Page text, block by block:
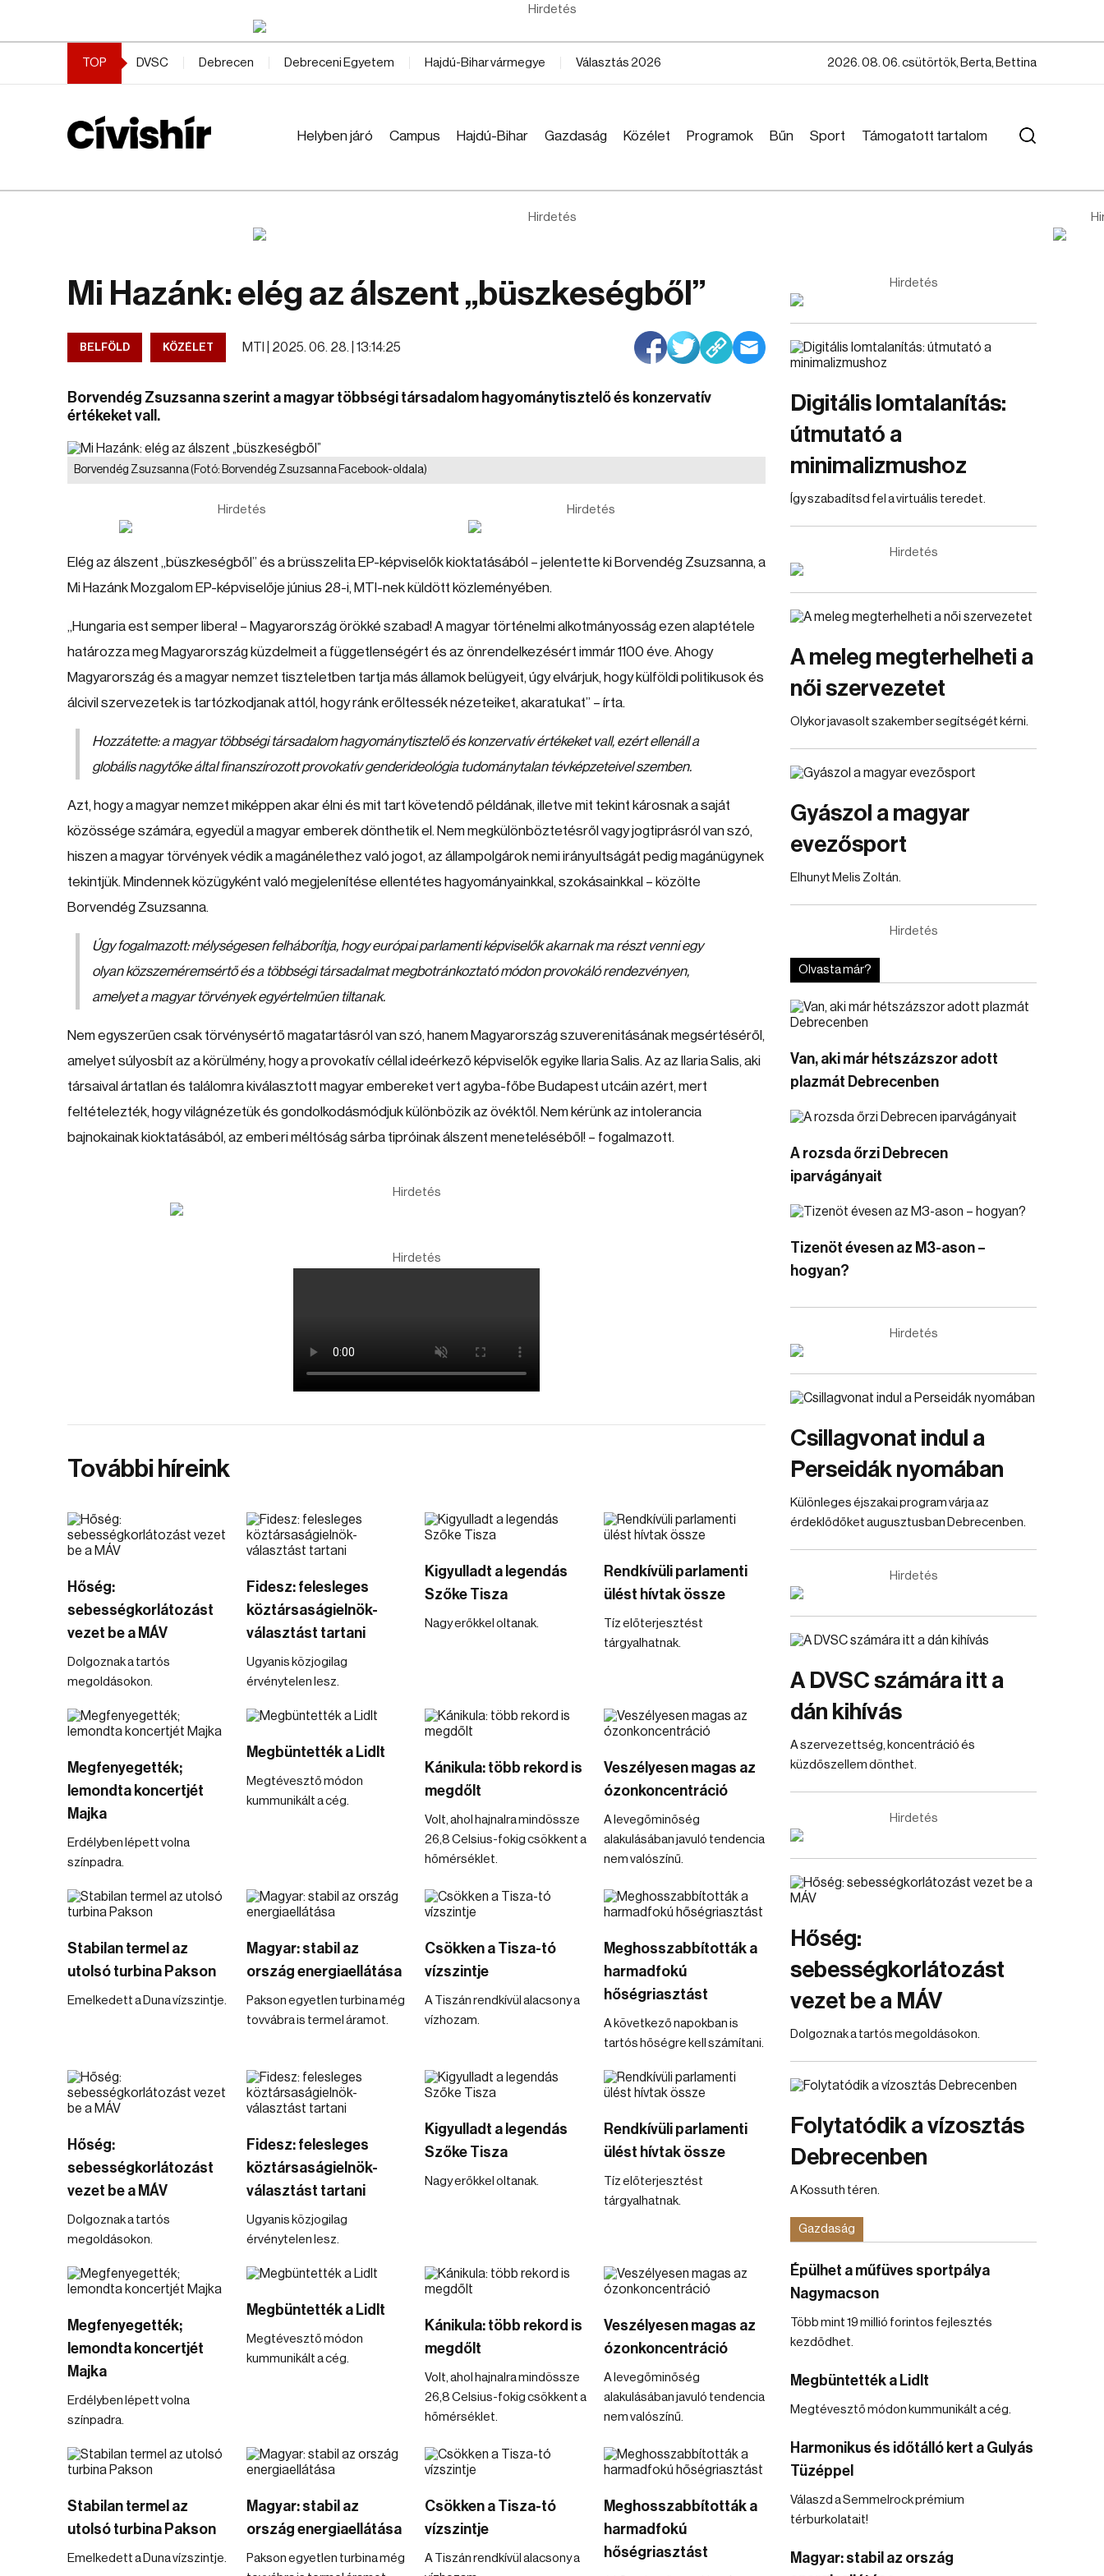
Hirdetés
TOP DVSC Debrecen Debreceni Egyetem Hajdú-Bihar vármegye Választás 2026 2026. 08. 06. csütörtök, Berta, Bettina
Helyben járó Campus Hajdú-Bihar Gazdaság Közélet Programok Bűn Sport Támogatott tartalom
Hirdetés
Mi Hazánk: elég az álszent „büszkeségből”
BELFÖLD KÖZÉLET MTI | 2025. 06. 28. | 13:14:25
Borvendég Zsuzsanna szerint a magyar többségi társadalom hagyománytisztelő és konzervatív
értékeket vall.
Borvendég Zsuzsanna(Fotó: Borvendég Zsuzsanna Facebook-oldala)
Hirdetés Hirdetés
Elég az álszent „büszkeségből ”és a brüsszelita EP-képviselők kioktatásából – jelentette ki Borvendég Zsuzsanna, a
Mi Hazánk Mozgalom EP-képviselője június 28-i, MTI-nek küldött közleményében.
„Hungaria est semper libera! – Magyarország örökké szabad! A magyar történelmi alkotmányosság ezen alaptétele
határozza meg Magyarország küzdelmeit a függetlenségért és az önrendelkezésért immár 1100 éve. Ahogy
Magyarország és a magyar nemzet tiszteletben tartja más államok belügyeit, úgy elvárjuk, hogy külföldi politikusok és
álcivil szervezetek is tartózkodjanak attól, hogy ránk erőltessék nézeteiket, akaratukat” – írta.
Hozzátette: a magyar többségi társadalom hagyománytisztelő és konzervatív értékeket vall, ezért ellenáll a
globális nagytőke által finanszírozott provokatív genderideológia tudománytalan tévképzeteivel szemben.
Azt, hogy a magyar nemzet miképpen akar élni és mit tart követendő példának, illetve mit tekint károsnak a saját
közössége számára, egyedül a magyar emberek dönthetik el. Nem megkülönböztetésről vagy jogtiprásról van szó,
hiszen a magyar törvények védik a magánélethez való jogot, az állampolgárok nemi irányultságát pedig magánügynek
tekintjük. Mindennek közügyként való megjelenítése ellentétes hagyományainkkal, szokásainkkal – közölte
Borvendég Zsuzsanna.
Úgy fogalmazott: mélységesen felháborítja, hogy európai parlamenti képviselők akarnak ma részt venni egy
olyan közszeméremsértő és a többségi társadalmat megbotránkoztató módon provokáló rendezvényen,
amelyet a magyar törvények egyértelműen tiltanak.
Nem egyszerűen csak törvénysértő magatartásról van szó, hanem Magyarország szuverenitásának megsértéséről,
amelyet súlyosbít az a körülmény, hogy a provokatív céllal ideérkező képviselők egyike Ilaria Salis. Az az Ilaria Salis, aki
társaival ártatlan és találomra kiválasztott magyar embereket vert agyba-főbe Budapest utcáin azért, mert
feltételezték, hogy világnézetük és gondolkodásmódjuk különbözik az övéktől. Nem kérünk az intolerancia
bajnokainak kioktatásából, az emberi méltóság sárba tipróinak álszent meneteléséből! – fogalmazott.
Hirdetés
Hirdetés
További híreink
Hőség:
sebességkorlátozást
vezet be a MÁV
Dolgoznak a tartós
megoldásokon.
Fidesz: felesleges
köztársaságielnök-
választást tartani
Ugyanis közjogilag
érvénytelen lesz.
Kigyulladt a legendás
Szőke Tisza
Nagy erőkkel oltanak.
Rendkívüli parlamenti
ülést hívtak össze
Tíz előterjesztést
tárgyalhatnak.
Megfenyegették;
lemondta koncertjét
Majka
Erdélyben lépett volna
színpadra.
Megbüntették a Lidlt
Megtévesztő módon
kummunikált a cég.
Kánikula: több rekord is
megdőlt
Volt, ahol hajnalra mindössze
26,8 Celsius-fokig csökkent a
hőmérséklet.
Veszélyesen magas az
ózonkoncentráció
A levegőminőség
alakulásában javuló tendencia
nem valószínű.
Stabilan termel az
utolsó turbina Pakson
Emelkedett a Duna vízszintje.
Magyar: stabil az
ország energiaellátása
Pakson egyetlen turbina még
tovvábra is termel áramot.
Csökken a Tisza-tó
vízszintje
A Tiszán rendkívül alacsony a
vízhozam.
Meghosszabbították a
harmadfokú
hőségriasztást
A következő napokban is
tartós hőségre kell számítani.
Hőség:
sebességkorlátozást
vezet be a MÁV
Dolgoznak a tartós
megoldásokon.
Fidesz: felesleges
köztársaságielnök-
választást tartani
Ugyanis közjogilag
érvénytelen lesz.
Kigyulladt a legendás
Szőke Tisza
Nagy erőkkel oltanak.
Rendkívüli parlamenti
ülést hívtak össze
Tíz előterjesztést
tárgyalhatnak.
Megfenyegették;
lemondta koncertjét
Majka
Erdélyben lépett volna
színpadra.
Megbüntették a Lidlt
Megtévesztő módon
kummunikált a cég.
Kánikula: több rekord is
megdőlt
Volt, ahol hajnalra mindössze
26,8 Celsius-fokig csökkent a
hőmérséklet.
Veszélyesen magas az
ózonkoncentráció
A levegőminőség
alakulásában javuló tendencia
nem valószínű.
Stabilan termel az
utolsó turbina Pakson
Emelkedett a Duna vízszintje.
Magyar: stabil az
ország energiaellátása
Pakson egyetlen turbina még
Csökken a Tisza-tó
vízszintje
A Tiszán rendkívül alacsony a
Meghosszabbították a
harmadfokú
hőségriasztást
Hirdetés
Digitális lomtalanítás:
útmutató a
minimalizmushoz
Így szabadítsd fel a virtuális teredet.
Hirdetés
A meleg megterhelheti a
női szervezetet
Olykor javasolt szakember segítségét kérni.
Gyászol a magyar
evezősport
Elhunyt Melis Zoltán.
Hirdetés
Olvasta már?
Van, aki már hétszázszor adott
plazmát Debrecenben
A rozsda őrzi Debrecen
iparvágányait
Tizenöt évesen az M3-ason –
hogyan?
Hirdetés
Csillagvonat indul a
Perseidák nyomában
Különleges éjszakai program várja az
érdeklődőket augusztusban Debrecenben.
Hirdetés
A DVSC számára itt a
dán kihívás
A szervezettség, koncentráció és
küzdőszellem dönthet.
Hirdetés
Hőség:
sebességkorlátozást
vezet be a MÁV
Dolgoznak a tartós megoldásokon.
Folytatódik a vízosztás
Debrecenben
A Kossuth téren.
Gazdaság
Épülhet a műfüves sportpálya
Nagymacson
Több mint 19 millió forintos fejlesztés
kezdődhet.
Megbüntették a Lidlt
Megtévesztő módon kummunikált a cég.
Harmonikus és időtálló kert a Gulyás
Tüzéppel
Válaszd a Semmelrock prémium
térburkolatait!
Magyar: stabil az ország